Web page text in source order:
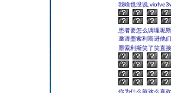
我啥也没说
患者要怎么调理呢
邀请墨索利斯进他
墨索利斯笑了笑直
你为什么就这么喜